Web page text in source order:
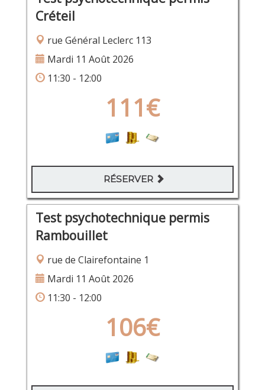
Créteil
rue Général Leclerc 113
Mardi 11 Août 2026
11:30 - 12:00
111€
RÉSERVER
Test psychotechnique permis
Rambouillet
rue de Clairefontaine 1
Mardi 11 Août 2026
11:30 - 12:00
106€